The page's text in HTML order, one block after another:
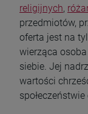
religijnych,
przedmiotów,
oferta jest na
wierząca
siebie. Jej
wartości